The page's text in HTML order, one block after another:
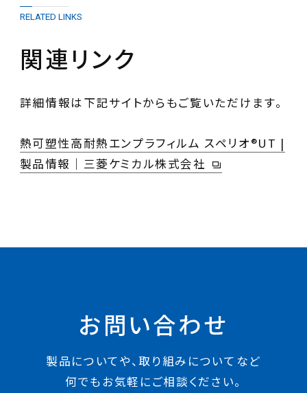
RELATED LINKS
関連リンク
詳細情報は下記サイトからもご覧いただけます。
熱可塑性高耐熱エンプラフィルム スペリオ®UT |
製品情報｜三菱ケミカル株式会社
お問い合わせ
製品についてや、取り組みについてなど
何でもお気軽にご相談ください。